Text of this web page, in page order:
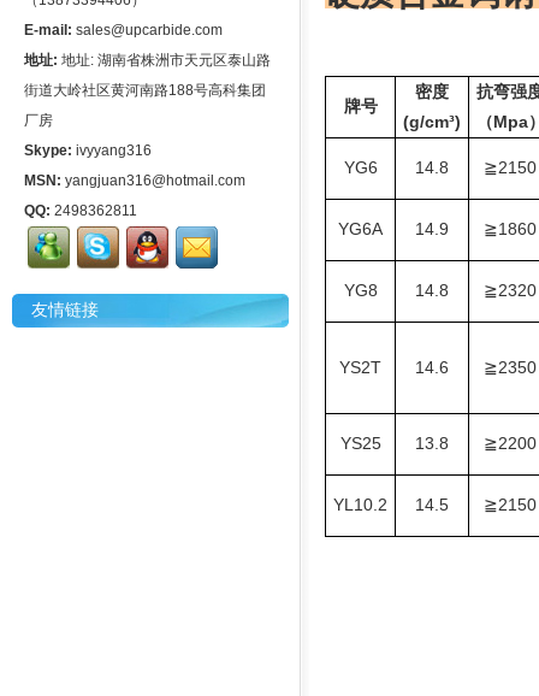
E-mail: sales@upcarbide.com
地址: 地址: 湖南省株洲市天元区泰山路
街道大岭社区黄河南路188号高科集团
厂房
Skype: ivyyang316
MSN: yangjuan316@hotmail.com
QQ: 2498362811
友情链接
牌号
密度
(g/cm³)
抗弯强
（Mpa
YG6 14.8 ≧2150
YG6A 14.9 ≧1860
YG8 14.8 ≧2320
YS2T 14.6 ≧2350
YS25 13.8 ≧2200
YL10.2 14.5 ≧2150